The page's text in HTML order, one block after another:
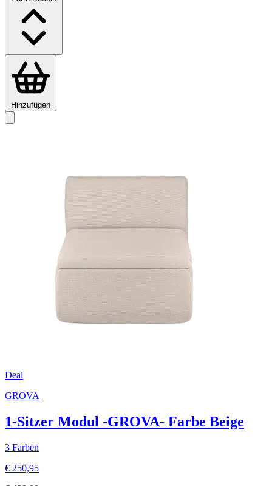
Hinzufügen
Deal
GROVA
1-Sitzer Modul -GROVA- Farbe Beige
3 Farben
€ 250,95